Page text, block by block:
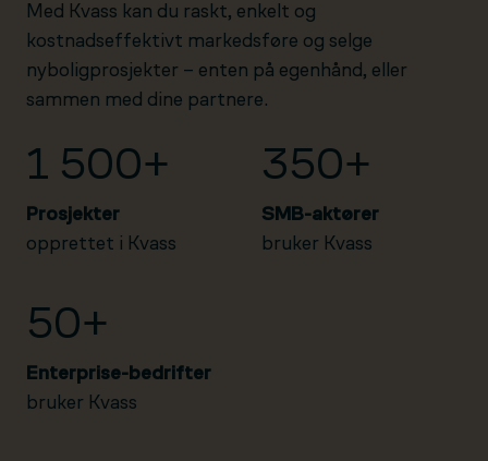
Med Kvass kan du raskt, enkelt og
kostnadseffektivt markedsføre og selge
nyboligprosjekter – enten på egenhånd, eller
sammen med dine partnere.
1 500+
Prosjekter
opprettet i Kvass
350+
SMB-aktører
bruker Kvass
50+
Enterprise-bedrifter
bruker Kvass